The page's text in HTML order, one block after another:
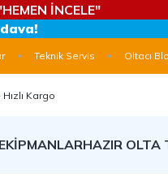
İNCELE"
Teknik Servis Oltacı
HAZIR OLTA